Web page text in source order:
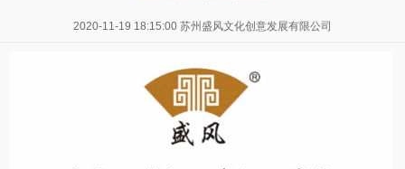
2020-11-19 18:15:00 苏州盛风文化创意发展有限公司